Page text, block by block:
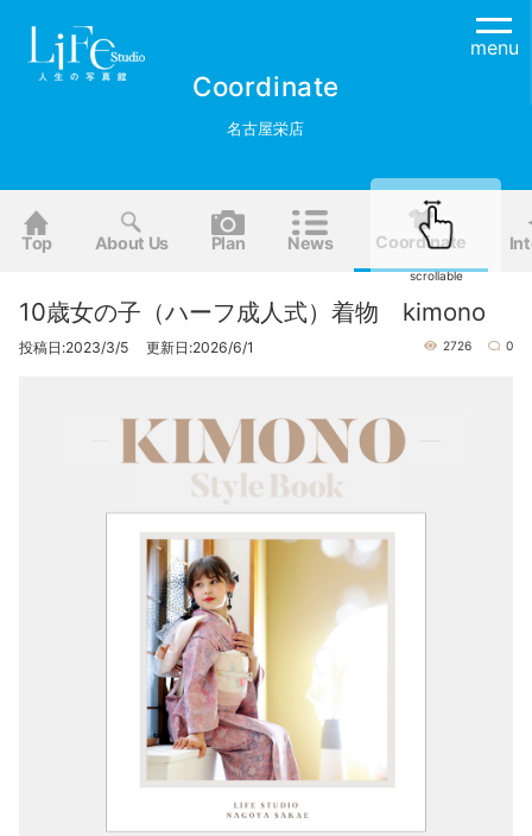
menu
Coordinate
名古屋栄店
Top About Us Plan News Coordinate
10歳女の子（ハーフ成人式）着物 kimono
投稿日:2023/3/5 更新日:2026/6/1 2726 0